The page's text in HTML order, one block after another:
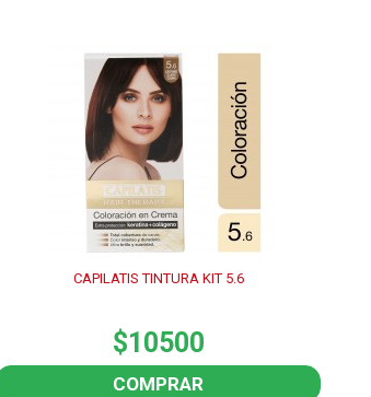
CAPILATIS TINTURA KIT 5.6
$10500
COMPRAR